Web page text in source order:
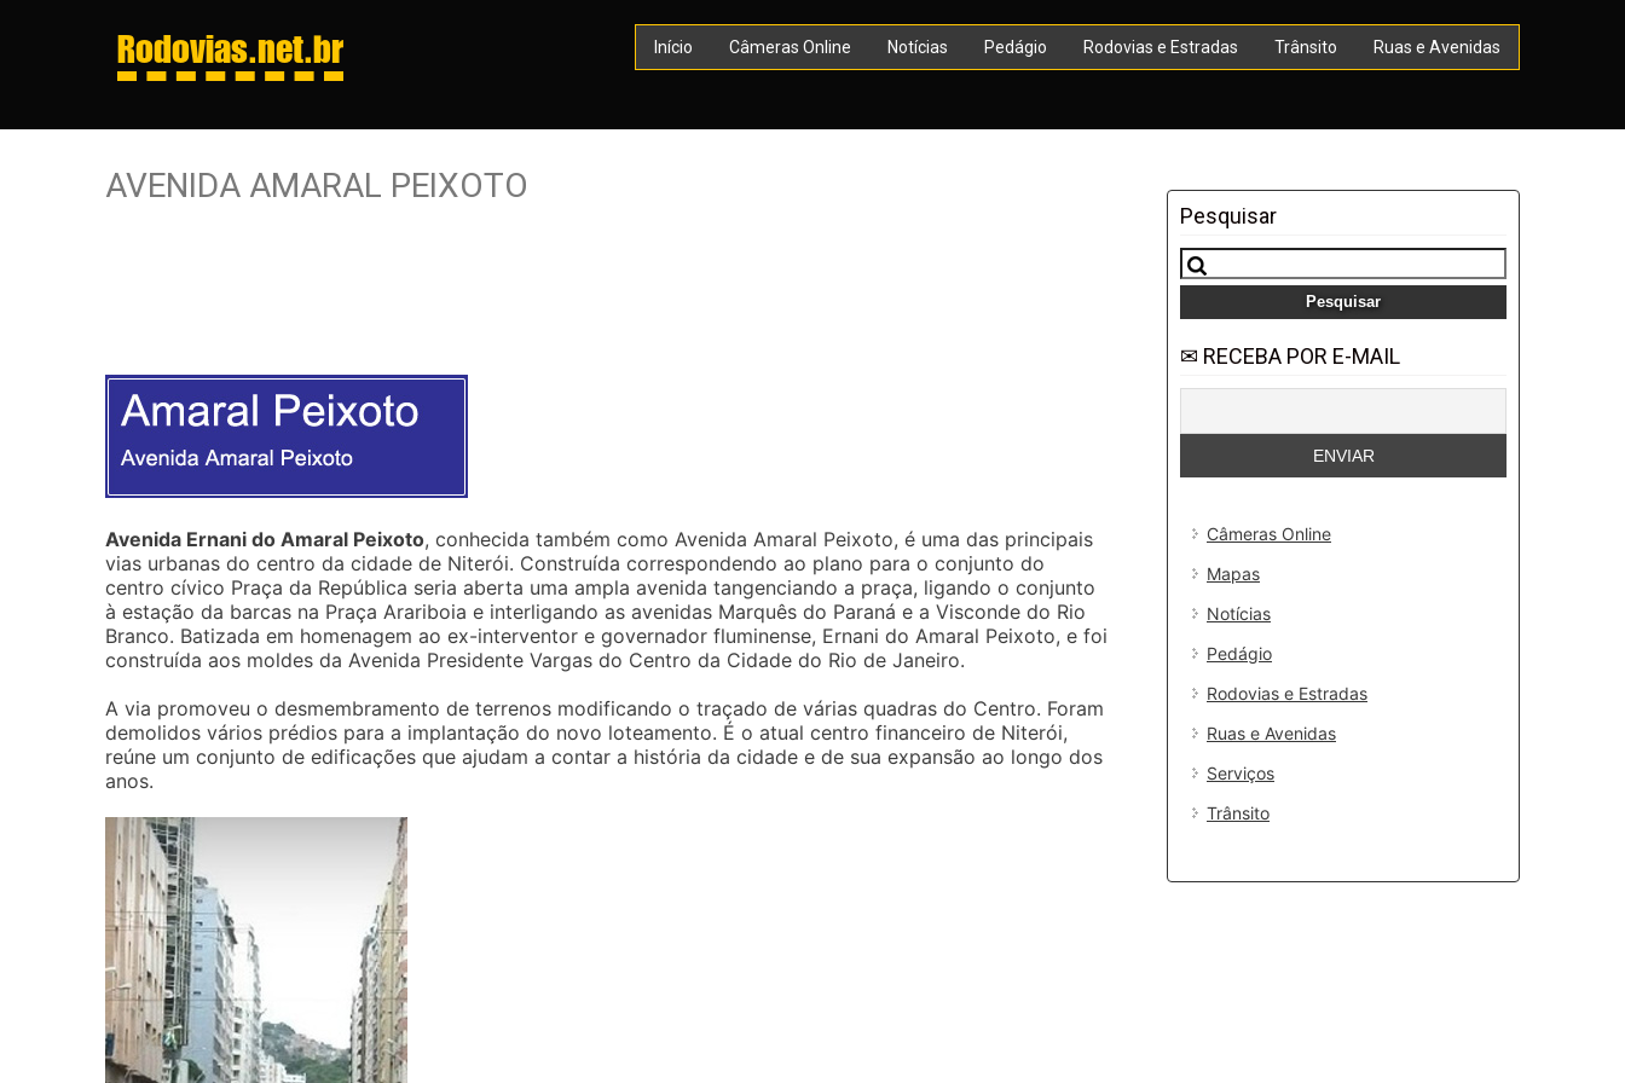
Rodovias.net.br Início Câmeras Online Notícias Pedágio Rodovias e Estradas Trânsito Ruas e Avenidas
AVENIDA AMARAL PEIXOTO
Avenida Ernani do Amaral Peixoto, conhecida também como Avenida Amaral Peixoto, é uma das principais
vias urbanas do centro da cidade de Niterói. Construída correspondendo ao plano para o conjunto do
centro cívico Praça da República seria aberta uma ampla avenida tangenciando a praça, ligando o conjunto
à estação da barcas na Praça Arariboia e interligando as avenidas Marquês do Paraná e a Visconde do Rio
Branco. Batizada em homenagem ao ex-interventor e governador fluminense, Ernani do Amaral Peixoto, e foi
construída aos moldes da Avenida Presidente Vargas do Centro da Cidade do Rio de Janeiro.
A via promoveu o desmembramento de terrenos modificando o traçado de várias quadras do Centro. Foram
demolidos vários prédios para a implantação do novo loteamento. É o atual centro financeiro de Niterói,
reúne um conjunto de edificações que ajudam a contar a história da cidade e de sua expansão ao longo dos
anos.
Pesquisar
Pesquisar
por:
✉ RECEBA POR E-MAIL
Câmeras Online
Mapas
Notícias
Pedágio
Rodovias e Estradas
Ruas e Avenidas
Serviços
Trânsito